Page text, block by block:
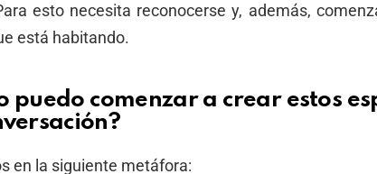
esto necesita reconocerse y, además,
está habitando.
puedo comenzar a crear estos
en la siguiente metáfora: